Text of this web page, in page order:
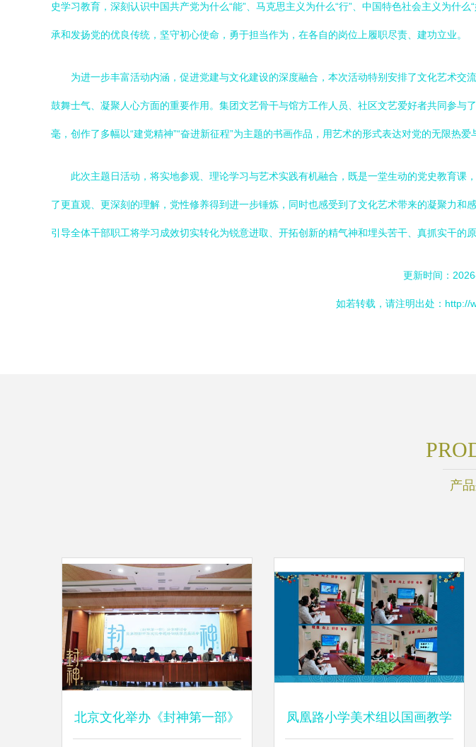
史学习教育，深刻认识中国共产党为什么“能”、马克思主义为什么“行”、中国特色社会主义为什
承和发扬党的优良传统，坚守初心使命，勇于担当作为，在各自的岗位上履职尽责、建功立业。
为进一步丰富活动内涵，促进党建与文化建设的深度融合，本次活动特别安排了文化艺术
鼓舞士气、凝聚人心方面的重要作用。集团文艺骨干与馆方工作人员、社区文艺爱好者共同参
毫，创作了多幅以“建党精神”“奋进新征程”为主题的书画作品，用艺术的形式表达对党的无限热爱
此次主题日活动，将实地参观、理论学习与艺术实践有机融合，既是一堂生动的党史教育
了更直观、更深刻的理解，党性修养得到进一步锤炼，同时也感受到了文化艺术带来的凝聚力
引导全体干部职工将学习成效切实转化为锐意进取、开拓创新的精气神和埋头苦干、真抓实干的
更新时间：
如若转载，请注明出处：http://
产
北京文化举办《封神第一部》 凤凰路小学美术组以国画教学